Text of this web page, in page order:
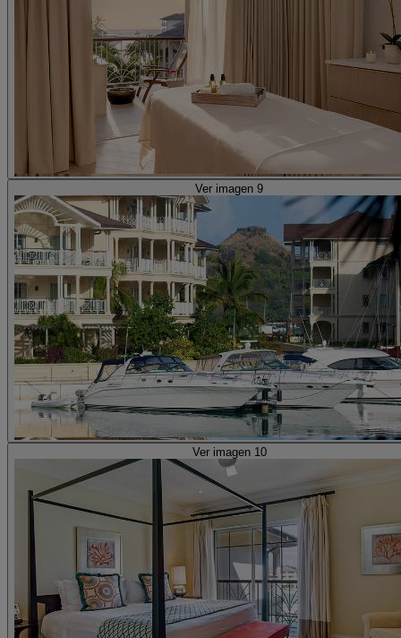
Ver imagen 9
Ver imagen 10